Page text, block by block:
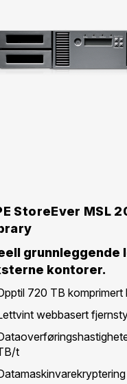
StoreEver MSL
grunnleggende
kontorer.
720 TB komprimert
webbasert
t